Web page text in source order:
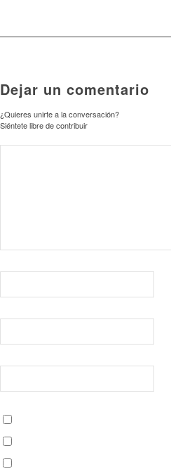
Dejar un comentario
¿Quieres unirte a la conversación?
Siéntete libre de contribuir